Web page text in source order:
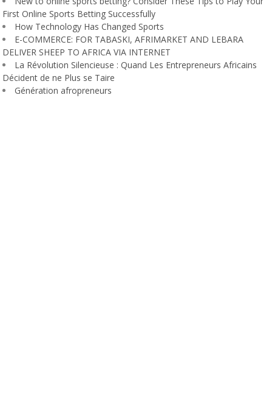
First Online Sports Betting Successfully
How Technology Has Changed Sports
E-COMMERCE: FOR TABASKI, AFRIMARKET AND LEBARA
DELIVER SHEEP TO AFRICA VIA INTERNET
La Révolution Silencieuse : Quand Les Entrepreneurs Africains
Décident de ne Plus se Taire
Génération afropreneurs